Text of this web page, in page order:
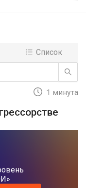
Список
1 минута